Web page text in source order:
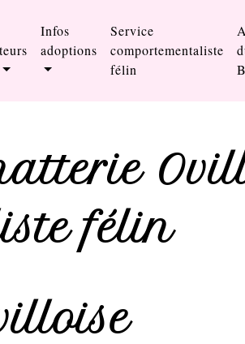
Infos
adoptions
Service
comportementaliste
félin
félin